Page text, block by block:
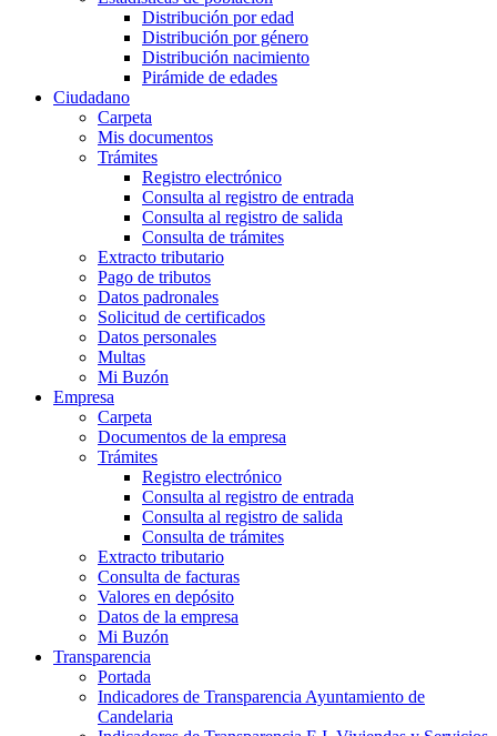
Distribución por edad
Distribución por género
Distribución nacimiento
Pirámide de edades
Ciudadano
Carpeta
Mis documentos
Trámites
Registro electrónico
Consulta al registro de entrada
Consulta al registro de salida
Consulta de trámites
Extracto tributario
Pago de tributos
Datos padronales
Solicitud de certificados
Datos personales
Multas
Mi Buzón
Empresa
Carpeta
Documentos de la empresa
Trámites
Registro electrónico
Consulta al registro de entrada
Consulta al registro de salida
Consulta de trámites
Extracto tributario
Consulta de facturas
Valores en depósito
Datos de la empresa
Mi Buzón
Transparencia
Portada
Indicadores de Transparencia Ayuntamiento de
Candelaria